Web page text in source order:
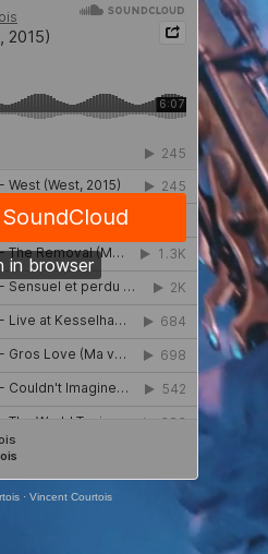
· Vincent Courtois